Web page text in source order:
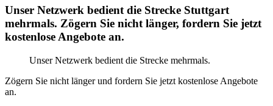
Unser Netzwerk bedient die Strecke Stuttgart
mehrmals. Zögern Sie nicht länger, fordern Sie jetzt
kostenlose Angebote an.
Unser Netzwerk bedient die Strecke mehrmals.
Zögern Sie nicht länger und fordern Sie jetzt kostenlose Angebote
an.